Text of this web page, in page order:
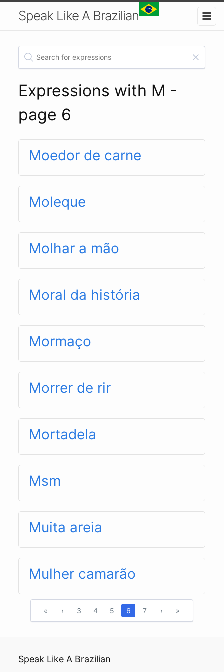
Speak Like A Brazilian
Expressions with M -
page 6
Moedor de carne
Moleque
Molhar a mão
Moral da história
Mormaço
Morrer de rir
Mortadela
Msm
Muita areia
Mulher camarão
« ‹ 3 4 5 6 7 › »
Speak Like A Brazilian